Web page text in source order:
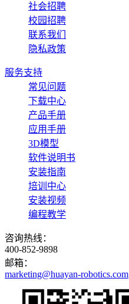
社会招聘
校园招聘
联系我们
隐私政策
服务支持
常见问题
下载中心
产品手册
应用手册
3D模型
软件说明书
安装指南
培训中心
安装视频
编程教学
咨询热线：
400-852-9898
邮箱：
marketing@huayan-robotics.com